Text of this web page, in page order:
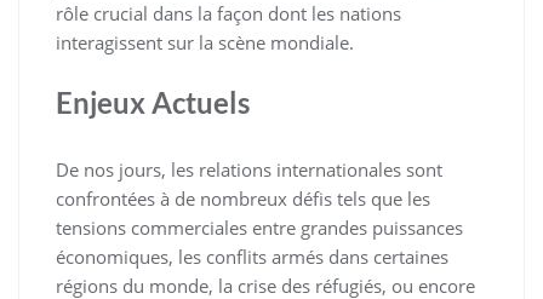
rôle crucial dans la façon dont les nations
interagissent sur la scène mondiale.
Enjeux Actuels
De nos jours, les relations internationales sont
confrontées à de nombreux défis tels que les
tensions commerciales entre grandes puissances
économiques, les conflits armés dans certaines
régions du monde, la crise des réfugiés, ou encore